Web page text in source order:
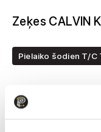
Zeķes CALVIN
Pielaiko šodien T/C